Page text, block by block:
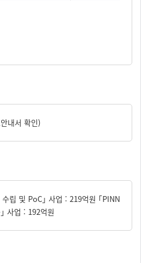
내서 확인)
립 및 PoC｣ 사업 : 219억원 ｢PINN
사업 : 192억원